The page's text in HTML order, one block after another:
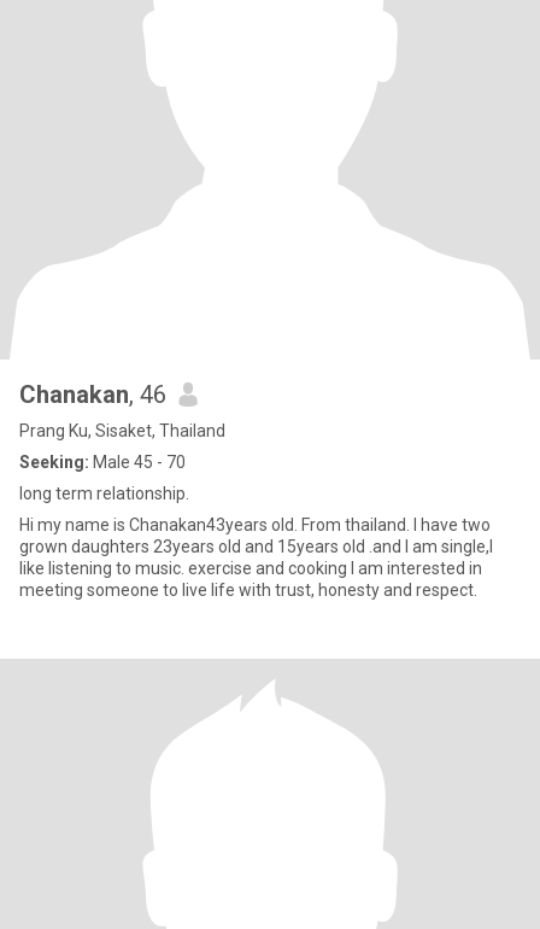
Chanakan, 46
Prang Ku, Sisaket, Thailand
Seeking: Male 45 - 70
Iong term relationship.
Hi my name is Chanakan43years old. From thailand. I have two
grown daughters 23years old and 15years old .and I am single,I
like listening to music. exercise and cooking I am interested in
meeting someone to live life with trust, honesty and respect.